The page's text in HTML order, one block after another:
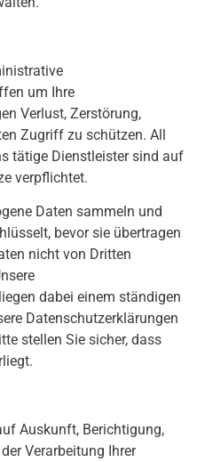
um Ihre
Verlust, Zerstörung,
Zugriff zu schützen. All
tätige Dienstleister sind auf
verpflichtet.
Daten sammeln und
bevor sie übertragen
nicht von Dritten
dabei einem ständigen
Datenschutzerklärungen
stellen Sie sicher, dass
Auskunft, Berichtigung,
Verarbeitung Ihrer